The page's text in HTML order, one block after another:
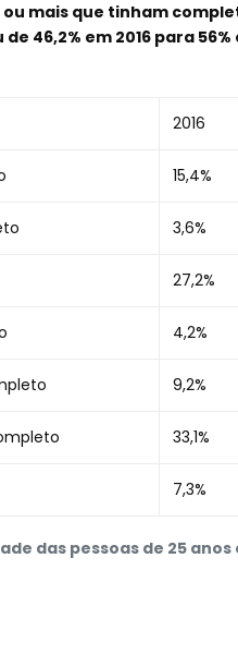
ou mais que tinham
46,2% em 2016 para 56%
das pessoas de 25 anos
2016
15,4%
3,6%
27,2%
4,2%
9,2%
33,1%
7,3%